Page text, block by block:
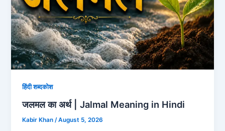
हिंदी शब्दकोश
जलमल का अर्थ | Jalmal Meaning in Hindi
Kabir Khan /August 5, 2026